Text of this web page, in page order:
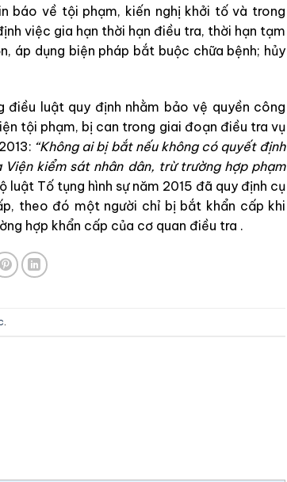
báo về tội phạm, kiến nghị khởi tốvà trong
việc gia hạn thời hạn điều tra, thời hạn tạm
, áp dụng biện pháp bắt buộc chữa bệnh; hủy
điều luật quy định nhằm bảovệ quyền công
tội phạm, bị can trong giai đoạn điều travụ
2013: “Khôngaibị bắt nếu khôngcó quyết định
Viện kiểm sát nhân dân, trừtrường hợp phạm
luật Tố tụng hình sự năm 2015 đã quy định cụ
, theo đó một người chỉ bị bắt khẩn cấp khi
hợp khẩn cấp của cơ quan điều tra .